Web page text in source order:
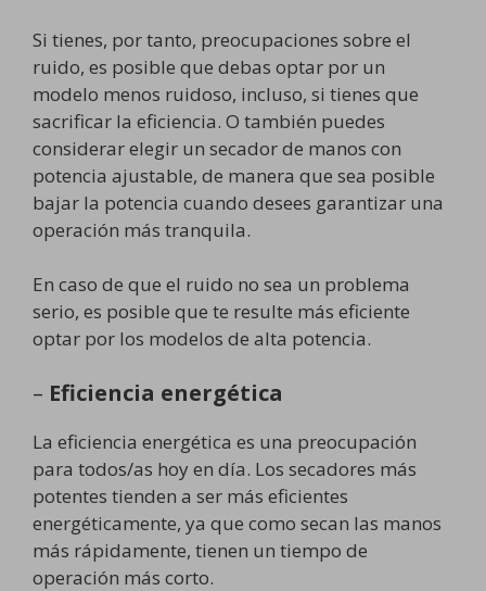
Si tienes, por tanto, preocupaciones sobre el
ruido, es posible que debas optar por un
modelo menos ruidoso, incluso, si tienes que
sacrificar la eficiencia. O también puedes
considerar elegir un secador de manos con
potencia ajustable, de manera que sea posible
bajar la potencia cuando desees garantizar una
operación más tranquila.
En caso de que el ruido no sea un problema
serio, es posible que te resulte más eficiente
optar por los modelos de alta potencia.
– Eficiencia energética
La eficiencia energética es una preocupación
para todos/as hoy en día. Los secadores más
potentes tienden a ser más eficientes
energéticamente, ya que como secan las manos
más rápidamente, tienen un tiempo de
operación más corto.